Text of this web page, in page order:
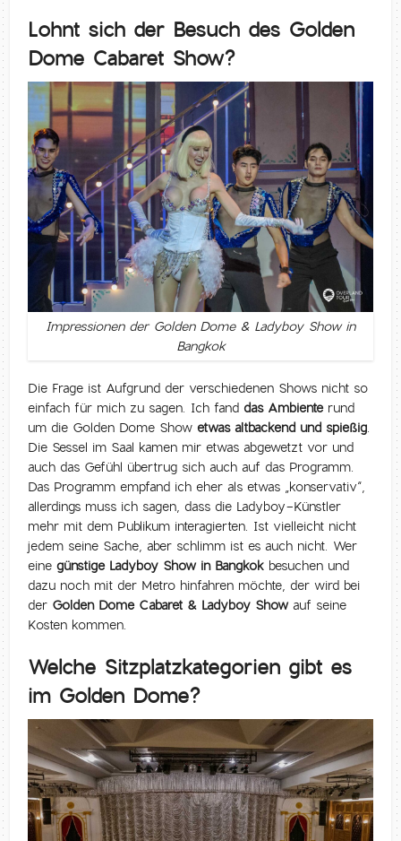
Lohnt sich der Besuch des Golden
Dome Cabaret Show?
Impressionen der Golden Dome & Ladyboy Show in
Bangkok
Die Frage ist Aufgrund der verschiedenen Shows nicht so
einfach für mich zu sagen. Ich fanddas Ambienterund
um die Golden Dome Showetwas altbackend und spießig.
Die Sessel im Saal kamen mir etwas abgewetzt vor und
auch das Gefühl übertrug sich auch auf das Programm.
Das Programm empfand ich eher als etwas „konservativ“,
allerdings muss ich sagen, dass die Ladyboy-Künstler
mehr mit dem Publikum interagierten. Ist vielleicht nicht
jedem seine Sache, aber schlimm ist es auch nicht. Wer
einegünstige Ladyboy Show in Bangkok besuchen und
dazu noch mit der Metro hinfahren möchte, der wird bei
der Golden Dome Cabaret & Ladyboy Show auf seine
Kosten kommen.
Welche Sitzplatzkategorien gibt es
im Golden Dome?